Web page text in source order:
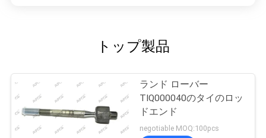
トップ製品
ランド ローバー
TIQ000040のタイのロッ
ドエンド
negotiable MOQ:100pcs